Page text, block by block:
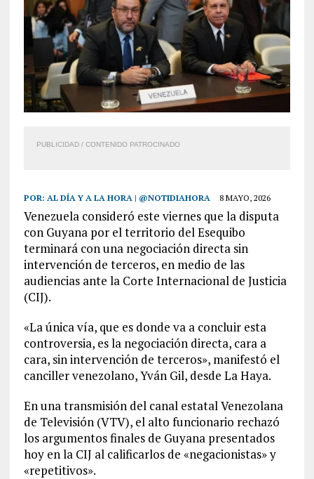
PUBLICIDAD / CONTENIDO PATROCINADO
POR: AL DÍA Y A LA HORA | @NOTIDIAHORA 8 MAYO, 2026
Venezuela consideró este viernes que la disputa
con Guyana por el territorio del Esequibo
terminará con una negociación directa sin
intervención de terceros, en medio de las
audiencias ante la Corte Internacional de Justicia
(CIJ).
«La única vía, que es donde va a concluir esta
controversia, es la negociación directa, cara a
cara, sin intervención de terceros», manifestó el
canciller venezolano, Yván Gil, desde La Haya.
En una transmisión del canal estatal Venezolana
de Televisión (VTV), el alto funcionario rechazó
los argumentos finales de Guyana presentados
hoy en la CIJ al calificarlos de «negacionistas» y
«repetitivos».